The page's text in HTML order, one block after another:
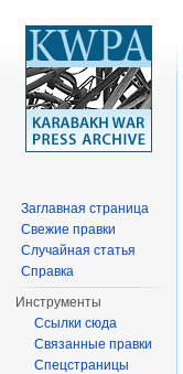
Заглавная страница
Свежие правки
Случайная статья
Справка
Инструменты
Ссылки сюда
Связанные правки
Спецстраницы